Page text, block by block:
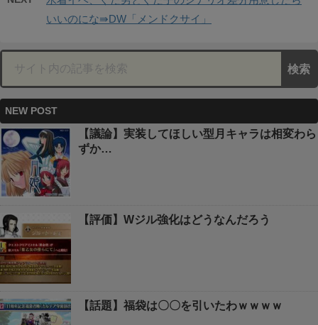
いいのにな⇛DW「メンドクサイ」
NEW POST
【議論】実装してほしい型月キャラは相変わら
ずか…
【評価】Wジル強化はどうなんだろう
【話題】福袋は〇〇を引いたわｗｗｗｗ